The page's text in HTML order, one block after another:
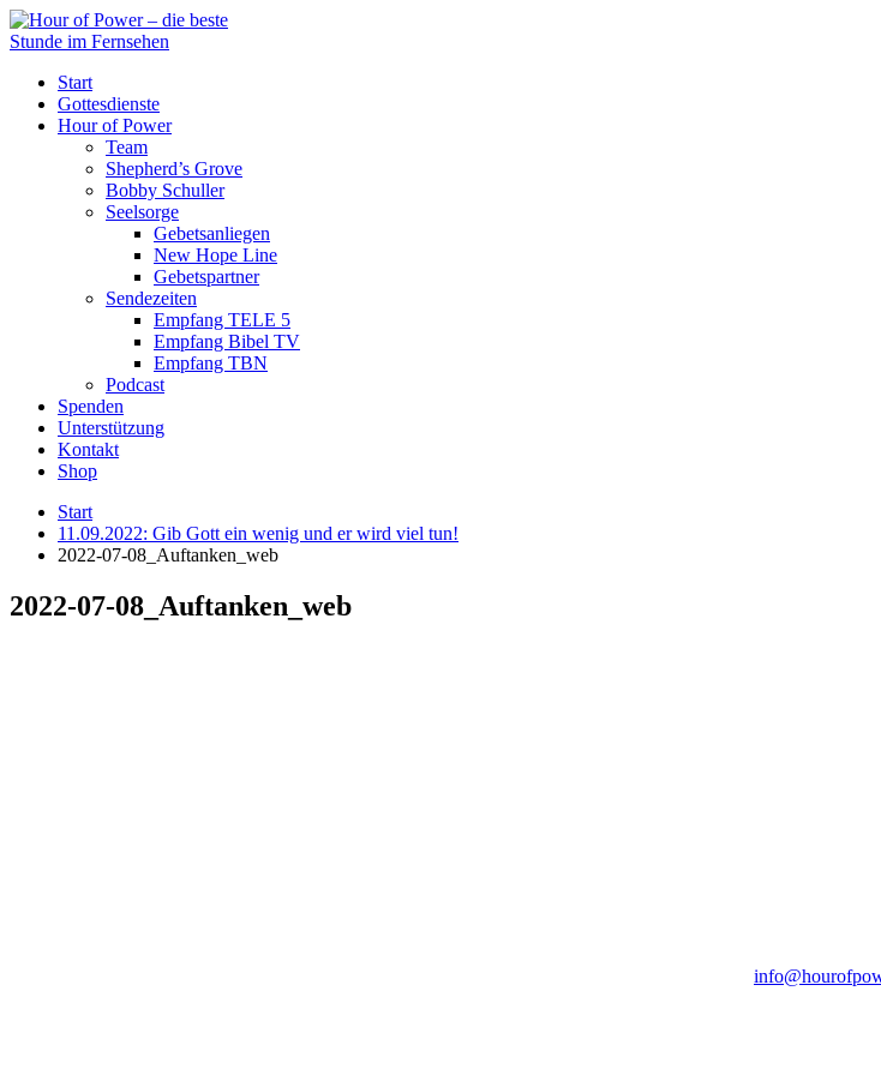
Start
Gottesdienste
Hour of Power
Team
Shepherd’s Grove
Bobby Schuller
Seelsorge
Gebetsanliegen
New Hope Line
Gebetspartner
Sendezeiten
Empfang TELE 5
Empfang Bibel TV
Empfang TBN
Podcast
Spenden
Unterstützung
Kontakt
Shop
Start
11.09.2022: Gib Gott ein wenig und er wird viel tun!
2022-07-08_Auftanken_web
2022-07-08_Auftanken_web